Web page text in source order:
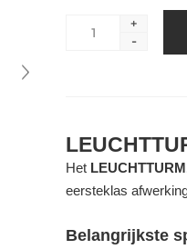
+
-
Het
eersteklas
Belangrijkste